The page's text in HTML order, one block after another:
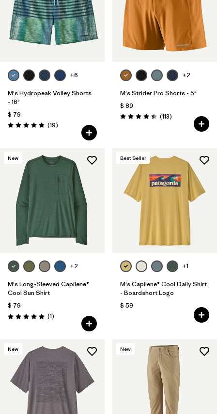
+6
M's Hydropeak Volley Shorts
- 16"
$ 79
Valoración: 4.8 / 5
(19Comentarios
)
+2
M's Strider Pro Shorts - 5"
$ 89
Valoración: 4.4 / 5
(113Comentarios
)
New
+2
M's Long-Sleeved Capilene®
Cool Sun Shirt
$ 79
Valoración: 5.0 / 5
(1Comentarios
)
Best Seller
+1
M's Capilene® Cool Daily Shirt
- Boardshort Logo
$ 59
New New